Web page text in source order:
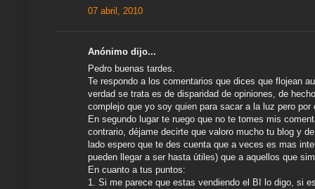
07 abril, 2010
Anónimo dijo...
Pedro buenas tardes.
Te respondo a los comentarios que dices que flojean
verdad se trata es de disparidad de opiniones, de
complejo que yo soy quien para sacar a la luz pero
En segundo lugar te ruego que no te tomes mis
contrario, déjame decirte que valoro mucho tu blog y
lado espero que te des cuenta que a veces es mas
pueden llegar a ser hasta útiles) que a aquellos que
En cuanto a tus puntos:
1. Si me parece que estas vendiendo el BI lo digo, si